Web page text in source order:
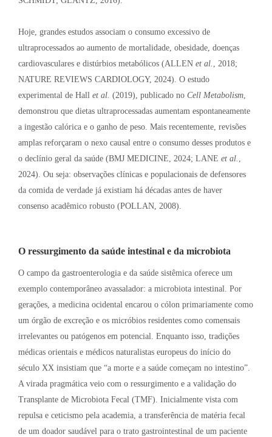
Hoje, grandes estudos associam o consumo excessivo de
ultraprocessados ao aumento de mortalidade, obesidade, doenças
cardiovasculares e distúrbios metabólicos (ALLEN et al. , 2018;
NATURE REVIEWS CARDIOLOGY, 2024). O estudo
experimental de Hall et al. (2019), publicado no Cell Metabolism,
demonstrou que dietas ultraprocessadas aumentam espontaneamente
a ingestão calórica e o ganho de peso. Mais recentemente, revisões
amplas reforçaram o nexo causal entre o consumo desses produtos e
o declínio geral da saúde (BMJ MEDICINE, 2024; LANE et al. ,
2024). Ou seja: observações clínicas e populacionais de defensores
da comida de verdade já existiam há décadas antes de haver
consenso acadêmico robusto (POLLAN, 2008).
O ressurgimento da saúde intestinal e da microbiota
O campo da gastroenterologia e da saúde sistêmica oferece um
exemplo contemporâneo avassalador: a microbiota intestinal. Por
gerações, a medicina ocidental encarou o cólon primariamente como
um órgão de excreção e os micróbios residentes como comensais
irrelevantes ou patógenos em potencial. Enquanto isso, tradições
médicas orientais e médicos naturalistas europeus do início do
século XX insistiam que “a morte e a saúde começam no intestino”.
A virada pragmática veio com o ressurgimento e a validação do
Transplante de Microbiota Fecal (TMF). Inicialmente vista com
repulsa e ceticismo pela academia, a transferência de matéria fecal
de um doador saudável para o trato gastrointestinal de um paciente